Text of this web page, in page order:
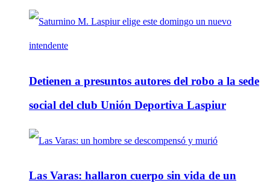
Detienen a presuntos autores del robo a la sede
social del club Unión Deportiva Laspiur
Las Varas: hallaron cuerpo sin vida de un